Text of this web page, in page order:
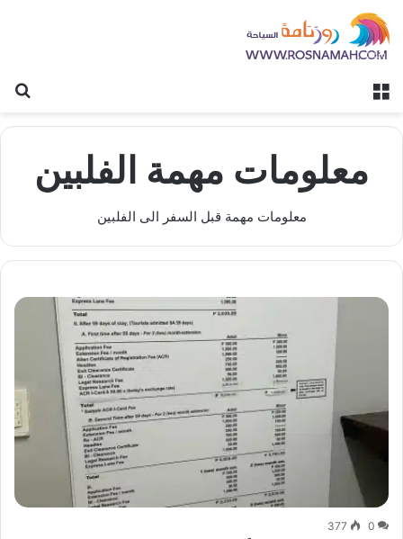
معلومات مهمة الفلبين
معلومات مهمة قبل السفر الى الفلبين
0
377